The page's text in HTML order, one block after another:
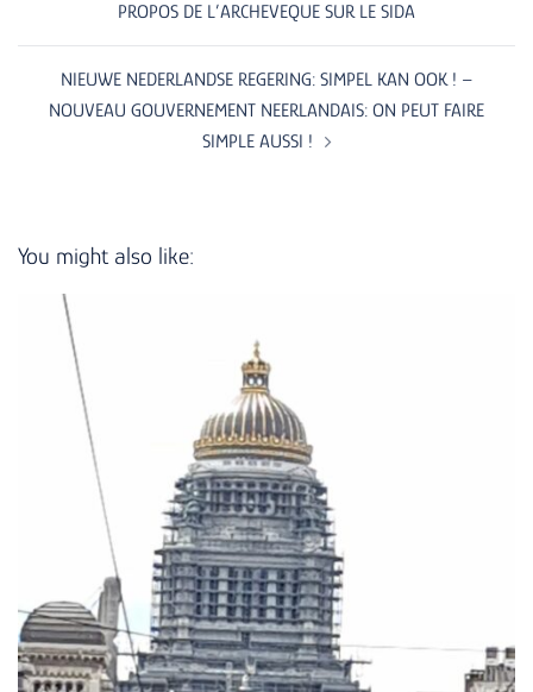
PROPOS DE L’ARCHEVEQUE SUR LE SIDA
NIEUWE NEDERLANDSE REGERING: SIMPEL KAN OOK ! –
NOUVEAU GOUVERNEMENT NEERLANDAIS: ON PEUT FAIRE
SIMPLE AUSSI !
You might also like: